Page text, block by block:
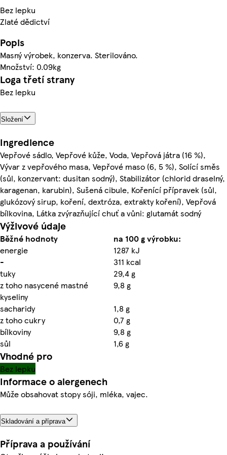
Bez lepku
Zlaté dědictví
Popis
Masný výrobek, konzerva. Sterilováno.
Množství: 0.09kg
Loga třetí strany
Bez lepku
Složení
Ingredience
Vepřové sádlo, Vepřové kůže, Voda, Vepřová játra (16 %),
Vývar z vepřového masa, Vepřové maso (6, 5 %), Solící směs
(sůl, konzervant: dusitan sodný), Stabilizátor (chlorid draselný,
karagenan, karubin), Sušená cibule, Kořenící přípravek (sůl,
glukózový sirup, koření, dextróza, extrakty koření), Vepřová
bílkovina, Látka zvýrazňující chuť a vůni: glutamát sodný
Výživové údaje
Běžné hodnoty
na 100 g výrobku:
energie
1287 kJ
-
311 kcal
tuky
29,4 g
z toho nasycené mastné
kyseliny
9,8 g
sacharidy
1,8 g
z toho cukry
0,7 g
bílkoviny
9,8 g
sůl
1,6 g
Vhodné pro
Bez lepku
Informace o alergenech
Může obsahovat stopy sóji, mléka, vajec.
Skladování a příprava
Příprava a používání